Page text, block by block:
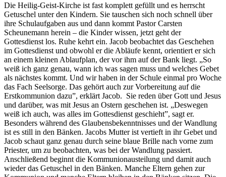
Die Heilig-Geist-Kirche ist fast komplett gefüllt und es herrscht
Getuschel unter den Kindern. Sie tauschen sich noch schnell über
ihre Schulaufgaben aus und dann kommt Pastor Carsten
Scheunemann herein – die Kinder wissen, jetzt geht der
Gottesdienst los. Ruhe kehrt ein. Jacob beobachtet das Geschehen
im Gottesdienst und obwohl er die Abläufe kennt, orientiert er sich
an einem kleinen Ablaufplan, der vor ihm auf der Bank liegt. „So
weiß ich ganz genau, wann ich was sagen muss und welches Gebet
als nächstes kommt. Und wir haben in der Schule einmal pro Woche
das Fach Seelsorge. Das gehört auch zur Vorbereitung auf die
Erstkommunion dazu”, erklärt Jacob. Sie reden über Gott und Jesus
und darüber, was mit Jesus an Ostern geschehen ist. „Deswegen
weiß ich auch, was alles im Gottesdienst geschieht”, sagt er.
Besonders während des Glaubensbekenntnisses und der Wandlung
ist es still in den Bänken. Jacobs Mutter ist vertieft in ihr Gebet und
Jacob schaut ganz genau durch seine blaue Brille nach vorne zum
Priester, um zu beobachten, was bei der Wandlung passiert.
Anschließend beginnt die Kommunionausteilung und damit auch
wieder das Getuschel in den Bänken. Manche Eltern gehen zur